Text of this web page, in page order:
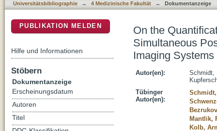
Universitätsbibliographie → 4 Medizinische Fakultät → Dokumentanzeige
On the
Simultaneous
Imaging Systems
Autor(en):
Schmidt,
Tübinger
Autor(en):
Mantlik,
Kolb,
PUBLIKATION MELDEN
Hilfe und Informationen
Stöbern
Dokumentanzeige
Erscheinungsdatum
Autoren
Titel